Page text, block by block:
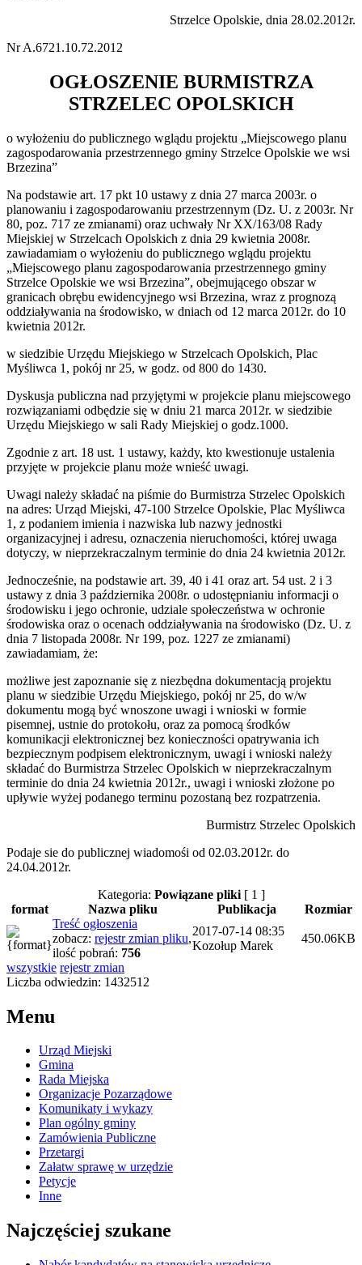
Strzelce Opolskie, dnia 28.02.2012r.
Nr A.6721.10.72.2012
OGŁOSZENIE BURMISTRZA
STRZELEC OPOLSKICH
o wyłożeniu do publicznego wglądu projektu „Miejscowego planu
zagospodarowania przestrzennego gminy Strzelce Opolskie we wsi
Brzezina”
Na podstawie art. 17 pkt 10 ustawy z dnia 27 marca 2003r. o
planowaniu i zagospodarowaniu przestrzennym (Dz. U. z 2003r. Nr
80, poz. 717 ze zmianami) oraz uchwały Nr XX/163/08 Rady
Miejskiej w Strzelcach Opolskich z dnia 29 kwietnia 2008r.
zawiadamiam o wyłożeniu do publicznego wglądu projektu
„Miejscowego planu zagospodarowania przestrzennego gminy
Strzelce Opolskie we wsi Brzezina”, obejmującego obszar w
granicach obrębu ewidencyjnego wsi Brzezina, wraz z prognozą
oddziaływania na środowisko, w dniach od 12 marca 2012r. do 10
kwietnia 2012r.
w siedzibie Urzędu Miejskiego w Strzelcach Opolskich, Plac
Myśliwca 1, pokój nr 25, w godz. od 800 do 1430.
Dyskusja publiczna nad przyjętymi w projekcie planu miejscowego
rozwiązaniami odbędzie się w dniu 21 marca 2012r. w siedzibie
Urzędu Miejskiego w sali Rady Miejskiej o godz.1000.
Zgodnie z art. 18 ust. 1 ustawy, każdy, kto kwestionuje ustalenia
przyjęte w projekcie planu może wnieść uwagi.
Uwagi należy składać na piśmie do Burmistrza Strzelec Opolskich
na adres: Urząd Miejski, 47-100 Strzelce Opolskie, Plac Myśliwca
1, z podaniem imienia i nazwiska lub nazwy jednostki
organizacyjnej i adresu, oznaczenia nieruchomości, której uwaga
dotyczy, w nieprzekraczalnym terminie do dnia 24 kwietnia 2012r.
Jednocześnie, na podstawie art. 39, 40 i 41 oraz art. 54 ust. 2 i 3
ustawy z dnia 3 października 2008r. o udostępnianiu informacji o
środowisku i jego ochronie, udziale społeczeństwa w ochronie
środowiska oraz o ocenach oddziaływania na środowisko (Dz. U. z
dnia 7 listopada 2008r. Nr 199, poz. 1227 ze zmianami)
zawiadamiam, że:
możliwe jest zapoznanie się z niezbędna dokumentacją projektu
planu w siedzibie Urzędu Miejskiego, pokój nr 25, do w/w
dokumentu mogą być wnoszone uwagi i wnioski w formie
pisemnej, ustnie do protokołu, oraz za pomocą środków
komunikacji elektronicznej bez konieczności opatrywania ich
bezpiecznym podpisem elektronicznym, uwagi i wnioski należy
składać do Burmistrza Strzelec Opolskich w nieprzekraczalnym
terminie do dnia 24 kwietnia 2012r., uwagi i wnioski złożone po
upływie wyżej podanego terminu pozostaną bez rozpatrzenia.
Burmistrz Strzelec Opolskich
Podaje sie do publicznej wiadomośi od 02.03.2012r. do
24.04.2012r.
Kategoria: Powiązane pliki[ 1 ]
format
Nazwa pliku Publikacja
Rozmiar
Treść ogłoszenia
zobacz: rejestr zmian pliku,
ilość pobrań: 756
2017-07-14 08:35
Kozołup Marek
450.06KB
wszystkie rejestr zmian
Liczba odwiedzin: 1432512
Menu
Urząd Miejski
Gmina
Rada Miejska
Organizacje Pozarządowe
Komunikaty i wykazy
Plan ogólny gminy
Zamówienia Publiczne
Przetargi
Załatw sprawę w urzędzie
Petycje
Inne
Najczęściej szukane